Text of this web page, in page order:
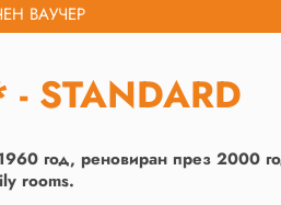
ВАУЧЕР
STANDARD
год, реновиран през 2000
rooms.